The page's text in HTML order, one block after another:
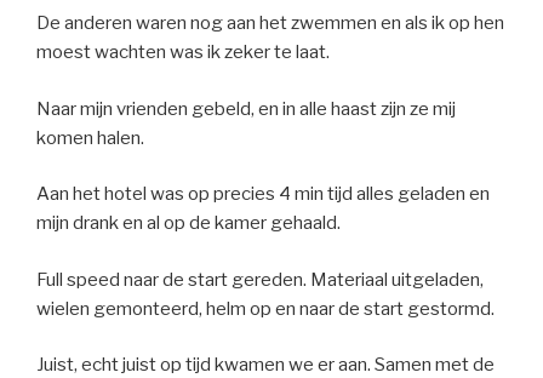
De anderen waren nog aan het zwemmen en als ik op hen
moest wachten was ik zeker te laat.
Naar mijn vrienden gebeld, en in alle haast zijn ze mij
komen halen.
Aan het hotel was op precies 4 min tijd alles geladen en
mijn drank en al op de kamer gehaald.
Full speed naar de start gereden. Materiaal uitgeladen,
wielen gemonteerd, helm op en naar de start gestormd.
Juist, echt juist op tijd kwamen we er aan. Samen met de